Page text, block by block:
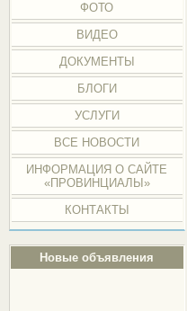
ФОТО
ВИДЕО
ДОКУМЕНТЫ
БЛОГИ
УСЛУГИ
ВСЕ НОВОСТИ
ИНФОРМАЦИЯ О САЙТЕ
«ПРОВИНЦИАЛЫ»
КОНТАКТЫ
Новые объявления